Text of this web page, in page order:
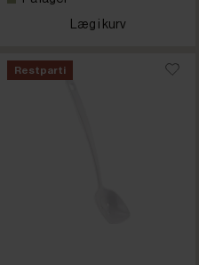
Læg i kurv
Restparti